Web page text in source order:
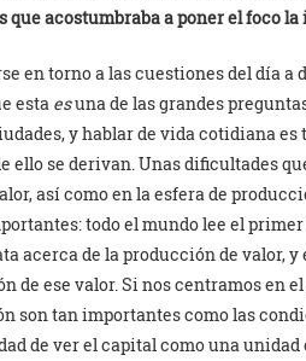
que acostumbraba a poner el foco
en torno a las cuestiones del día a
esta esuna de las grandes
y hablar de vida cotidiana es
ello se derivan. Unas dificultades
así como en la esfera de
todo el mundo lee el
acerca de la producción de valor, y
de ese valor. Si nos centramos en
son tan importantes como las
de ver el capital como una